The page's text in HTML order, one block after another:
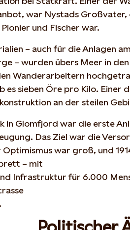
war Nystads Großvater,
und Fischer war.
– auch für die Anlagen
– wurden übers Meer in
Wanderarbeitern
es sieben Öre pro Kilo. Einer
an der steilen
in Glomfjord war die erste
Das Ziel war die
Optimismus war groß, und
– mit
Infrastruktur für 6.000